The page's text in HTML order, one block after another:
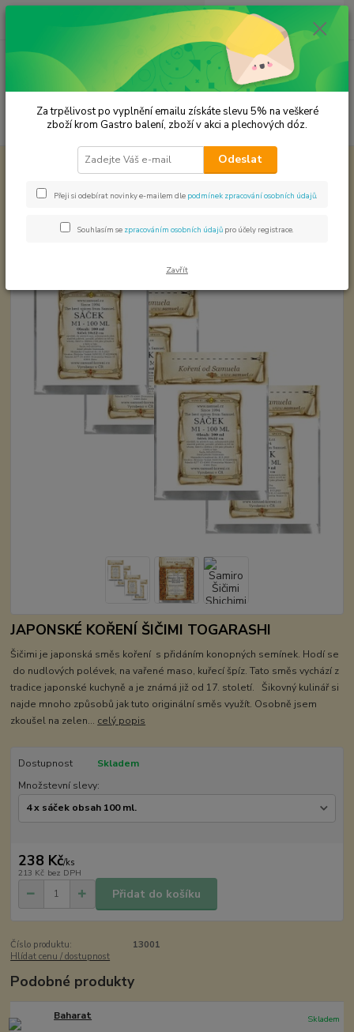
Menu
Hledat
ks
za 0,00 Kč
Světová kuchyně - koření Samiro Šičimi Shichimi Togarashi
Samiro Šičimi Shichimi Togarashi
JAPONSKÉ KOŘENÍ ŠIČIMI TOGARASHI
Šičimi je japonská směs koření s přidáním konopných semínek. Hodí se
do nudlových polévek, na vařené maso, kuřecí špíz. Tato směs vychází z
tradice japonské kuchyně a je známá již od 17. století. Šikovný kulinář si
najde mnoho způsobů jak tuto originální směs využít. Osobně jsem
zkoušel na zelen... celý popis
Dostupnost
Skladem
Množstevní slevy:
238 Kč/ks
213 Kč bez DPH
Přidat do košíku
Číslo produktu:
13001
Hlídat cenu / dostupnost
Podobné produkty
Baharat
Skladem
Za trpělivost po vyplnění emailu získáte slevu 5% na veškeré
zboží krom Gastro balení, zboží v akci a plechových dóz.
Odeslat
Přeji si odebírat novinky e-mailem dle podmínek zpracování osobních údajů
Souhlasím se zpracováním osobních údajů pro účely registrace.
Zavřít